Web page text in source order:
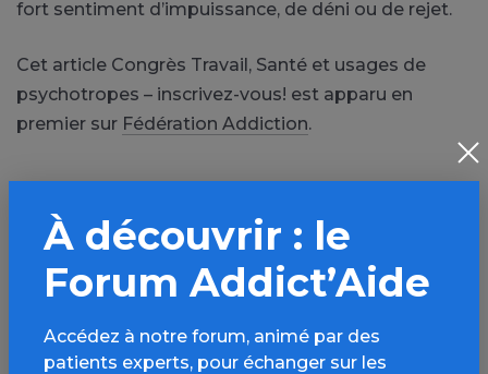
fort sentiment d’impuissance, de déni ou de rejet.
Cet article Congrès Travail, Santé et usages de
psychotropes – inscrivez-vous! est apparu en
premier sur Fédération Addiction.
PARTAGER
Facebook X
SMS WhatsApp
À découvrir : le
Forum Addict’Aide
Accédez à notre forum, animé par des
patients experts, pour échanger sur les